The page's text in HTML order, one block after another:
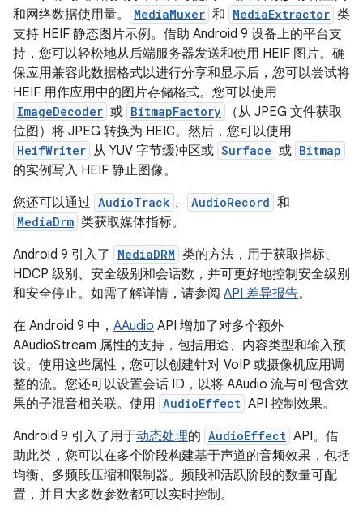
和网络数据使用量。
MediaMuxer 和 MediaExtractor 类
支持 HEIF 静态图片示例。借助 Android 9 设备上的平台支
持，您可以轻松地从后端服务器发送和使用 HEIF 图片。确
保应用兼容此数据格式以进行分享和显示后，您可以尝试将
HEIF 用作应用中的图片存储格式。您可以使用
ImageDecoder 或 BitmapFactory
（从 JPEG 文件获取
位图）将 JPEG 转换为 HEIC。然后，您可以使用
HeifWriter 从 YUV 字节缓冲区或 Surface 或 Bitmap
的实例写入 HEIF 静止图像。
您还可以通过 AudioTrack 、 AudioRecord 和
MediaDrm 类获取媒体指标。
Android 9 引入了
MediaDRM 类的方法，用于获取指标、
HDCP 级别、安全级别和会话数，并可更好地控制安全级别
和安全停止。如需了解详情，请参阅 API 差异报告。
在 Android 9 中， AAudio API 增加了对多个额外
AAudioStream 属性的支持，包括用途、内容类型和输入预
设。使用这些属性，您可以创建针对 VoIP 或摄像机应用调
整的流。您还可以设置会话 ID，以将 AAudio 流与可包含效
果的子混音相关联。使用 AudioEffect API 控制效果。
Android 9 引入了用于动态处理的 AudioEffect API。借
助此类，您可以在多个阶段构建基于声道的音频效果，包括
均衡、多频段压缩和限制器。频段和活跃阶段的数量可配
置，并且大多数参数都可以实时控制。